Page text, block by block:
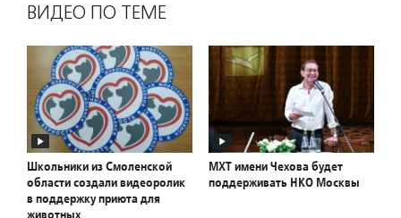
ВИДЕО ПО ТЕМЕ
Школьники из Смоленской
области создали видеоролик
в поддержку приюта для
животных
МХТ имени Чехова будет
поддерживать НКО Москвы